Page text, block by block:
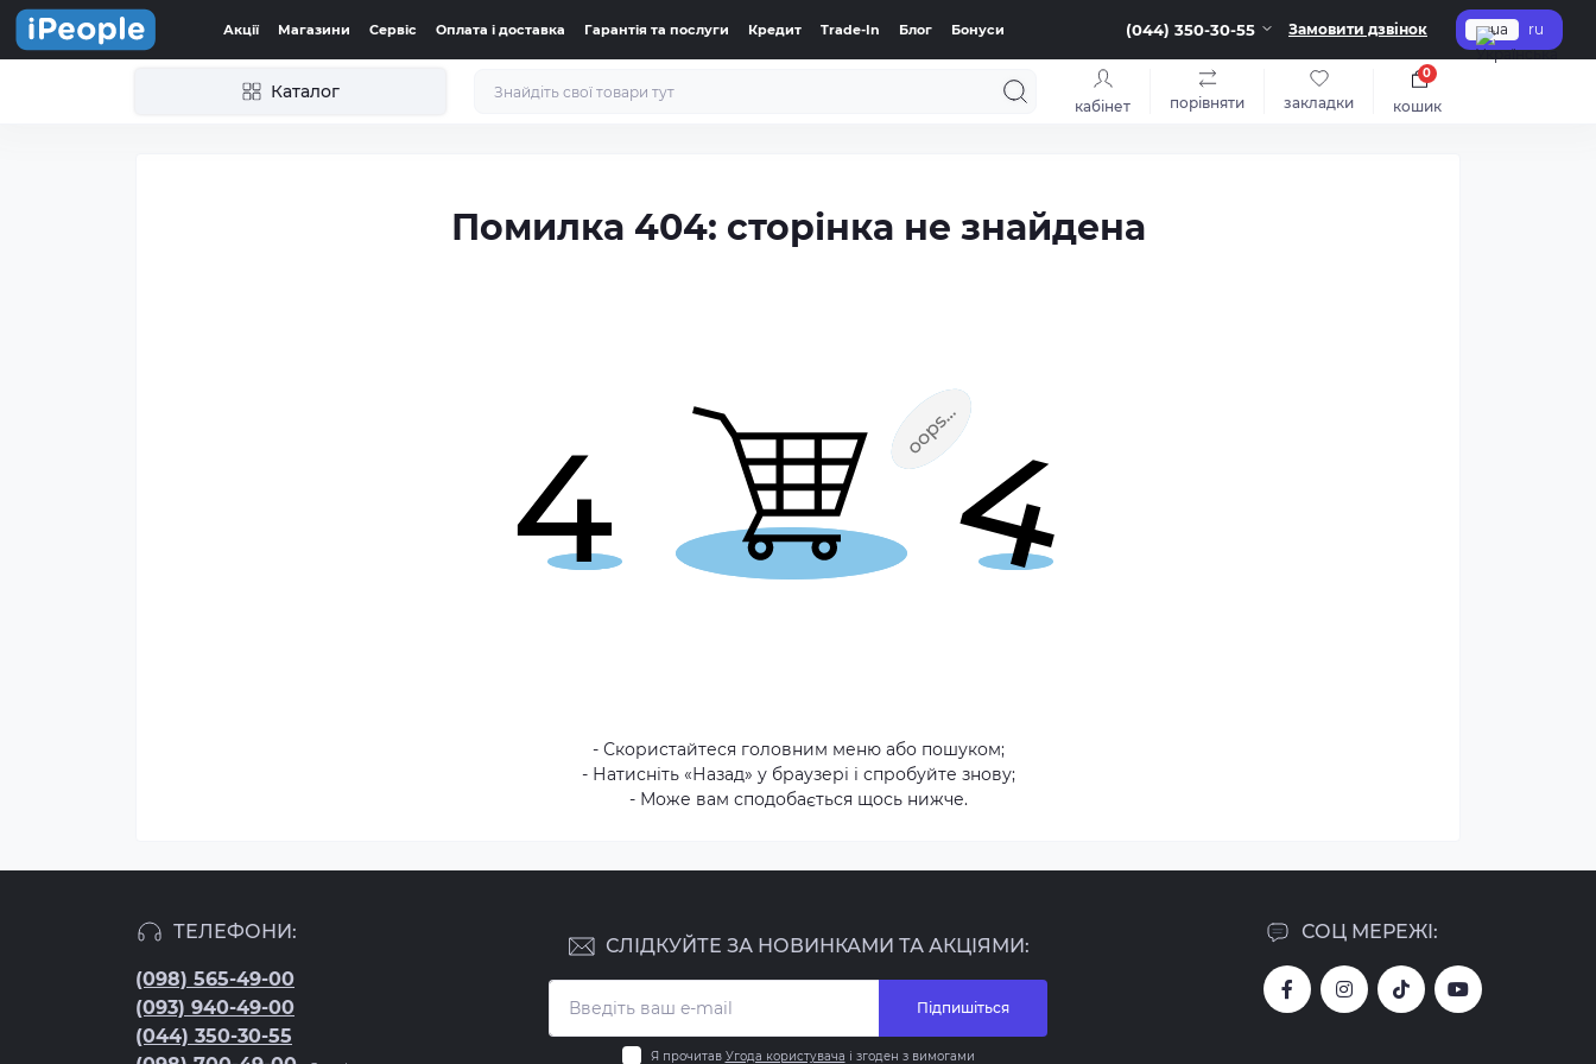
Акції Магазини Сервіс Оплата і доставка Гарантія та послуги Кредит Trade-In Блог Бонуси (044) 350-30-55 Замовити дзвінок ua ru
Каталог
кабінет порівняти закладки кошик
0
Помилка 404: сторінка не знайдена
- Скористайтеся головним меню або пошуком;
- Натисніть «Назад» у браузері і спробуйте знову;
- Може вам сподобається щось нижче.
ТЕЛЕФОНИ:
(098) 565-49-00
(093) 940-49-00
(044) 350-30-55
СОЦ МЕРЕЖІ:
СЛІДКУЙТЕ ЗА НОВИНКАМИ ТА АКЦІЯМИ:
Підпишіться
Я прочитав Угода користувача і згоден з вимогами